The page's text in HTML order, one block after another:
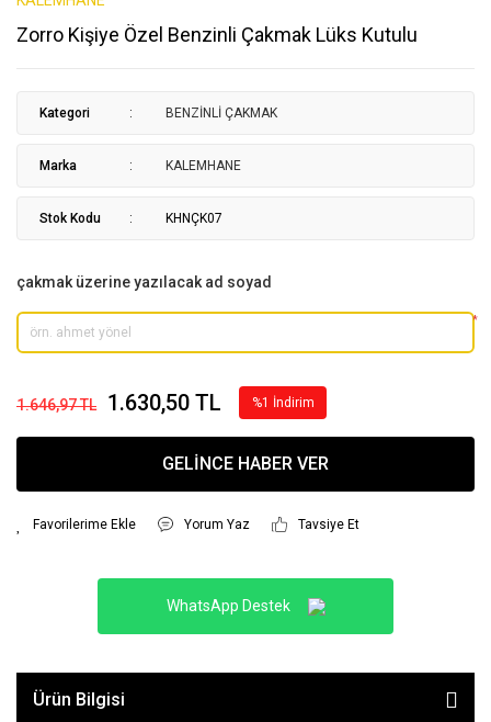
Zorro Kişiye Özel Benzinli Çakmak Lüks Kutulu
Kategori BENZİNLİ ÇAKMAK
Marka KALEMHANE
Stok Kodu KHNÇK07
çakmak üzerine yazılacak ad soyad
*
1.646,97 TL 1.630,50 TL %1 İndirim
GELİNCE HABER VER
Yorum Yaz Tavsiye Et
WhatsApp Destek
Ürün Bilgisi